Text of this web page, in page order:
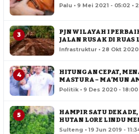
Palu • 9 Mei 2021 - 05:02 •
3
PJN WILAYAH I
JALAN RUSAK DI RUAS
Infrastruktur • 28 Okt 2020
4
HITUNGAN CEPAT,
MASTURA – MA’MUN
SULTENG
Politik • 9 Des 2020 - 18:00
5
HAMPIR SATU DEKADE,
HUTAN LORE LINDU
HEKTAR
Sulteng • 19 Jun 2019 -